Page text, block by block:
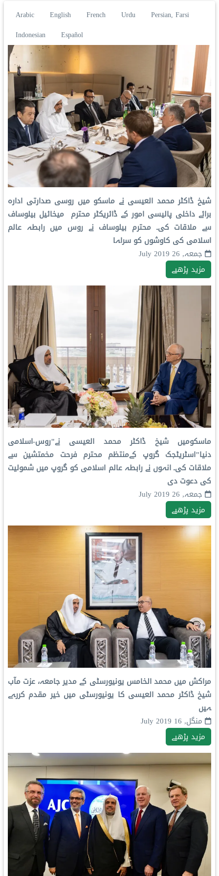
Arabic English French Urdu
Persian, Farsi
Indonesian
Español
شیخ ڈاکٹر محمد العیسی نے ماسکو میں روسی صدارتی ادارہ
برائے داخلی پالیسی امور کے ڈائریکٹر محترم میخائیل بیلوساف
سے ملاقات کی۔ محترم بیلوساف نے روس میں رابطہ عالم
اسلامی کی کاوشوں کو سراہا
جمعہ, 26 July 2019
مزید پڑھیے
ماسکومیں شیخ ڈاکٹر محمد العیسی نے"روس-اسلامی
دنیا"اسٹریٹجک گروپ کےمنتظم محترم فرحت مخمتشین سے
ملاقات کی۔ انہوں نے رابطہ عالم اسلامی کو گروپ میں شمولیت
کی دعوت دی
جمعہ, 26 July 2019
مزید پڑھیے
مراکش میں محمد الخامس یونیورسٹی کے مدیر جامعہ، عزت مآب
شیخ ڈاکٹر محمد العیسی کا یونیورسٹی میں خیر مقدم کررہے
ہیں
منگل, 16 July 2019
مزید پڑھیے